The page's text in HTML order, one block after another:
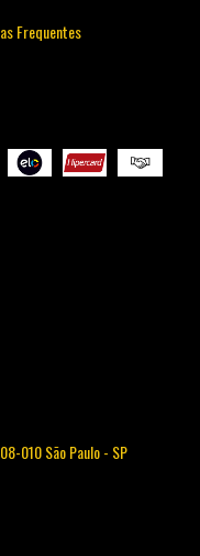
Frequentes
010 São Paulo - SP